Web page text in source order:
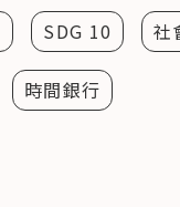
SDG 10 社
時間銀行